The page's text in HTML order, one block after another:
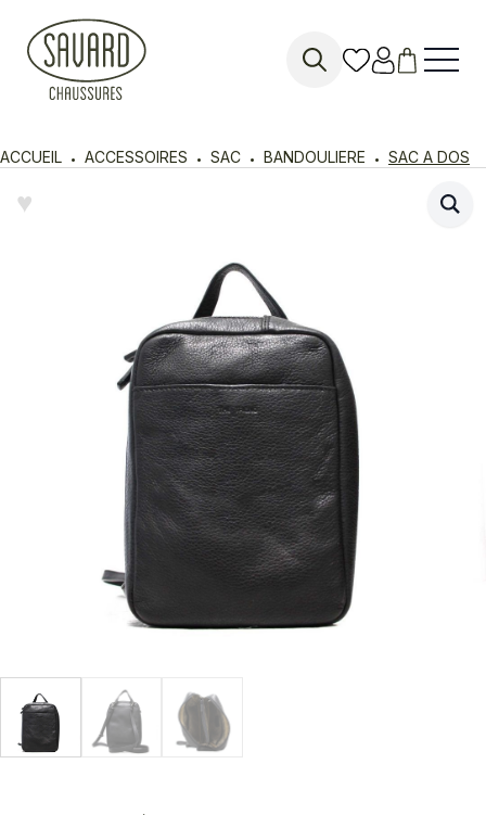
ACCUEIL ACCESSOIRES SAC BANDOULIERE SAC A DOS
♥︎